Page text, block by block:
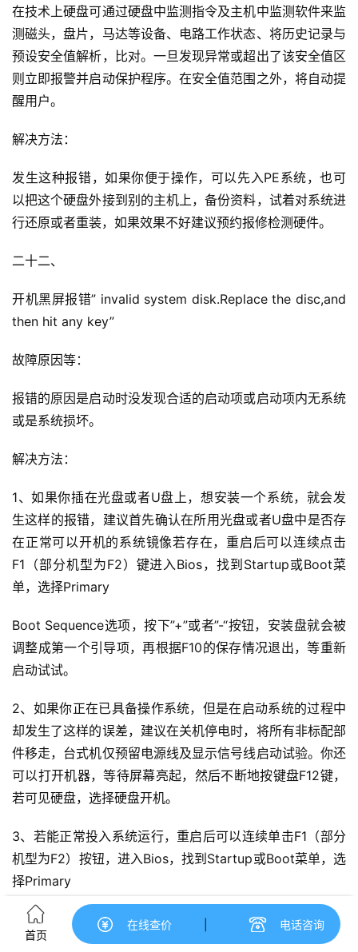
在技术上硬盘可通过硬盘中监测指令及主机中监测软件来监
测磁头，盘片，马达等设备、电路工作状态、将历史记录与
预设安全值解析，比对。 一旦发现异常或超出了该安全值区
则立即报警并启动保护程序。在安全值范围之外，将自动提
醒用户。
解决方法：
发生这种报错，如果你便于操作，可以先入PE系统，也可
以把这个硬盘外接到别的主机上，备份资料，试着对系统进
行还原或者重装，如果效果不好建议预约报修检测硬件。
二十二、
开机黑屏报错” invalid system disk.Replace the disc,and
then hit any key”
故障原因等：
报错的原因是启动时没发现合适的启动项或启动项内无系统
或是系统损坏。
解决方法：
1、如果你插在光盘或者U盘上，想安装一个系统，就会发
生这样的报错，建议首先确认在所用光盘或者U盘中是否存
在正常可以开机的系统镜像若存在，重启后可以连续点击
F1（部分机型为F2）键进入Bios，找到Startup或Boot菜
单，选择Primary
Boot Sequence选项，按下”+”或者”-“按钮，安装盘就会被
调整成第一个引导项，再根据F10的保存情况退出，等重新
启动试试。
2、如果你正在已具备操作系统，但是在启动系统的过程中
却发生了这样的误差，建议在关机停电时，将所有非标配部
件移走，台式机仅预留电源线及显示信号线启动试验。 你还
可以打开机器，等待屏幕亮起，然后不断地按键盘F12键，
若可见硬盘，选择硬盘开机。
3、若能正常投入系统运行，重启后可以连续单击F1（部分
机型为F2）按钮，进入Bios，找到Startup或Boot菜单，选
择Primary
Boot Sequence选项，按下”+”或者”-“按钮，把硬盘调到第
一个引导项，再根据F10的保存情况退出，等重新启动试
首页
在线查价 电话咨询